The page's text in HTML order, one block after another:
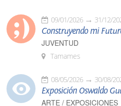
09/01/2026 31/12/
Construyendo mi
JUVENTUD
Tamames
08/05/2026 30/08/
Exposición Oswaldo
ARTE / EXPOSICIONES